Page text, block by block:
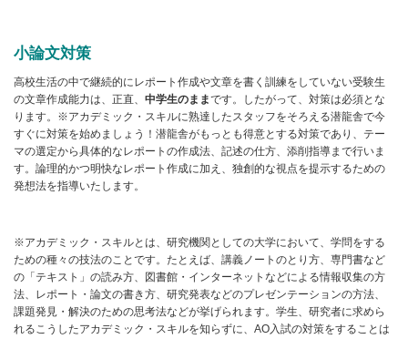
小論文対策
高校生活の中で継続的にレポート作成や文章を書く訓練をしていない受験生
の文章作成能力は、正直、 中学生のままです。したがって、対策は必須とな
ります。※アカデミック・スキルに熟達したスタッフをそろえる潜龍舎で今
すぐに対策を始めましょう！潜龍舎がもっとも得意とする対策であり、テー
マの選定から具体的なレポートの作成法、記述の仕方、添削指導まで行いま
す。論理的かつ明快なレポート作成に加え、独創的な視点を提示するための
発想法を指導いたします。
※アカデミック・スキルとは、研究機関としての大学において、学問をする
ための種々の技法のことです。たとえば、講義ノートのとり方、専門書など
の「テキスト」の読み方、図書館・インターネットなどによる情報収集の方
法、レポート・論文の書き方、研究発表などのプレゼンテーションの方法、
課題発見・解決のための思考法などが挙げられます。学生、研究者に求めら
れるこうしたアカデミック・スキルを知らずに、AO入試の対策をすることは